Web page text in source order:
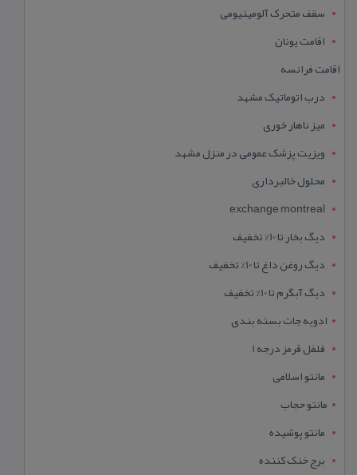
سقف متحرک آلومینیومی
اقامت یونان
اقامت فرانسه
درب اتوماتیک مشهد
میز ناهار خوری
ویزیت پزشک عمومی در منزل مشهد
محلول خالبرداری
exchange montreal
دیگ بخار تا 10% تخفیف
دیگ روغن داغ تا 10% تخفیف
دیگ آبگرم تا 10% تخفیف
ادویه جات بسته بندی
فلفل قرمز درجه 1
مانتو اسلامی
مانتو حجاب
مانتو پوشیده
برج خنک کننده